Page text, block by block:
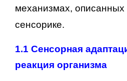
механизмах, описанных
сенсорике.
1.1 Сенсорная
реакция организма